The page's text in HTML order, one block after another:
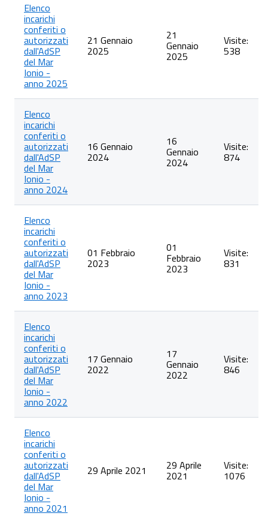
Elenco
incarichi
conferiti o
autorizzati
dall'AdSP
del Mar
Ionio -
anno 2025
21 Gennaio
2025
21
Gennaio
2025
Visite:
538
Elenco
incarichi
conferiti o
autorizzati
dall'AdSP
del Mar
Ionio -
anno 2024
16 Gennaio
2024
16
Gennaio
2024
Visite:
874
Elenco
incarichi
conferiti o
autorizzati
dall'AdSP
del Mar
Ionio -
anno 2023
01 Febbraio
2023
01
Febbraio
2023
Visite:
831
Elenco
incarichi
conferiti o
autorizzati
dall'AdSP
del Mar
Ionio -
anno 2022
17 Gennaio
2022
17
Gennaio
2022
Visite:
846
Elenco
incarichi
conferiti o
autorizzati
dall'AdSP
del Mar
Ionio -
anno 2021
29 Aprile 2021 29 Aprile
2021
Visite:
1076